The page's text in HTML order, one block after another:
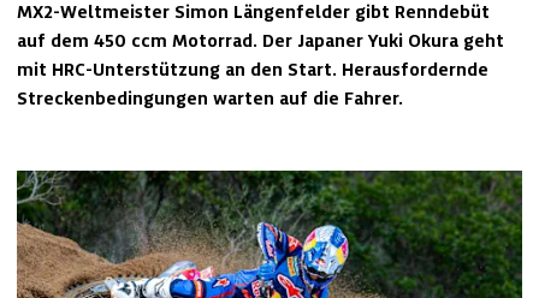
MX2-Weltmeister Simon Längenfelder gibt Renndebüt
auf dem 450 ccm Motorrad. Der Japaner Yuki Okura geht
mit HRC-Unterstützung an den Start. Herausfordernde
Streckenbedingungen warten auf die Fahrer.